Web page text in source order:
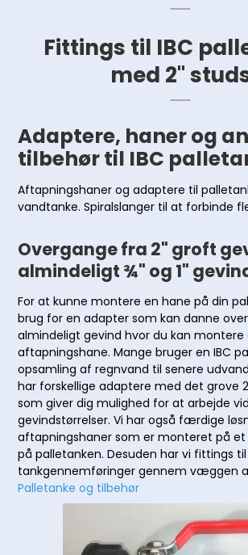
Fittings til IBC
med 2"
Adaptere, haner og
tilbehør til IBC
Aftapningshaner og adaptere til
vandtanke. Spiralslanger til at forbinde
Overgange fra 2" groft
almindeligt ¾" og 1"
For at kunne montere en hane på din
brug for en adapter som kan danne
almindeligt gevind hvor du kan montere
aftapningshane. Mange bruger en IBC
opsamling af regnvand til senere
har forskellige adaptere med det grove
som giver dig mulighed for at arbejde
gevindstørrelser. Vi har også færdige
aftapningshaner som er monteret på et
på palletanken. Desuden har vi fittings
tankgennemføringer gennem væggen
Palletanke og tilbehør